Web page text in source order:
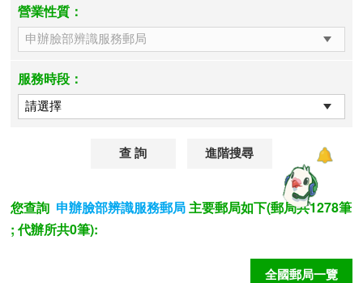
營業性質：
服務時段：
進階搜尋
您查詢 申辦臉部辨識服務郵局 主要郵局如下(郵局共1278筆
; 代辦所共0筆):
全國郵局一覽